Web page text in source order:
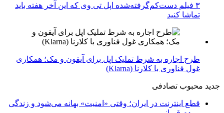
۳ فیلم دست‌کم‌گرفته‌شده اپل تی وی که این آخر هفته باید
تماشا کنید
طرح اجاره به شرط تملیک اپل برای آیفون و مک؛ همکاری
غول فناوری با کلارنا (Klarna)
جدید محبوب تصادفی
قطع اینترنت در ایران؛ وقتی «امنیت» بهانه می‌شود و زندگی